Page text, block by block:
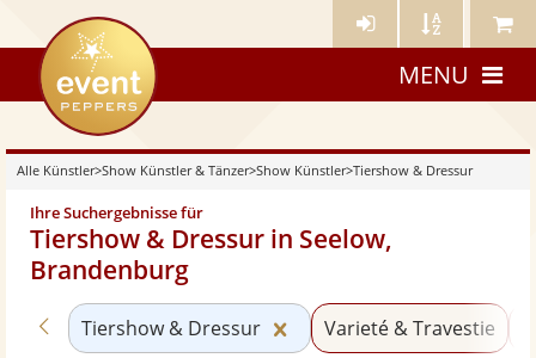
Künstler- Künstler Meine
eventpeppers
MENU
Alle Künstler>Show Künstler & Tänzer>Show Künstler>Tiershow & Dressur
Ihre Suchergebnisse für
Tiershow & Dressur in Seelow,
Brandenburg
Zurück zu «Show Künstler»
Tiershow & Dressur Kategorie «Tiershow &
Varieté & Travestie